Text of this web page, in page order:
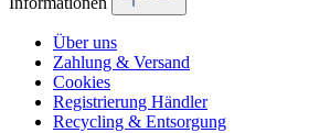
Über uns
Zahlung & Versand
Cookies
Registrierung Händler
Recycling & Entsorgung